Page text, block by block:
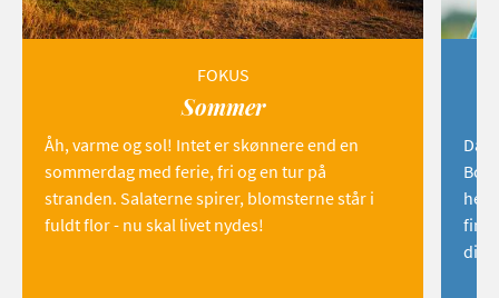
FOKUS
Sommer
Åh, varme og sol! Intet er skønnere end en
sommerdag med ferie, fri og en tur på
stranden. Salaterne spirer, blomsterne står i
fuldt flor - nu skal livet nydes!
find
dig!